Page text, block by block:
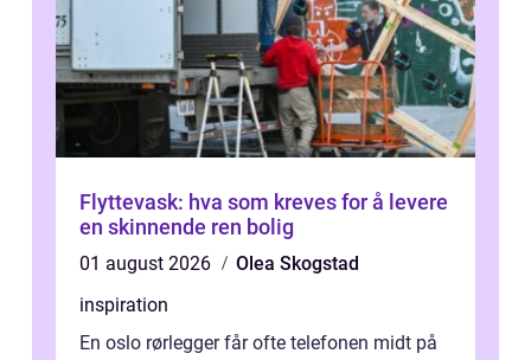
Flyttevask: hva som kreves for å levere
en skinnende ren bolig
01 august 2026
Olea Skogstad
inspiration
En oslo rørlegger får ofte telefonen midt på